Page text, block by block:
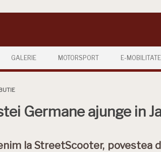
GALERIE MOTORSPORT E-MOBILITATE
Germane ajunge in
la StreetScooter, povestea